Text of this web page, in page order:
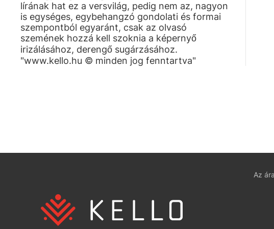
lírának hat ez a versvilág, pedig nem az, nagyon
is egységes, egybehangzó gondolati és formai
szempontból egyaránt, csak az olvasó
szemének hozzá kell szoknia a képernyő
irizálásához, derengő sugárzásához.
"www.kello.hu © minden jog fenntartva"
Az